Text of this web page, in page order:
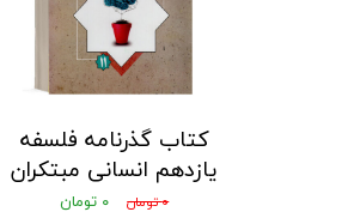
کتاب گذرنامه فلسفه
یازدهم انسانی مبتکران
۰ تومان ۰ تومان